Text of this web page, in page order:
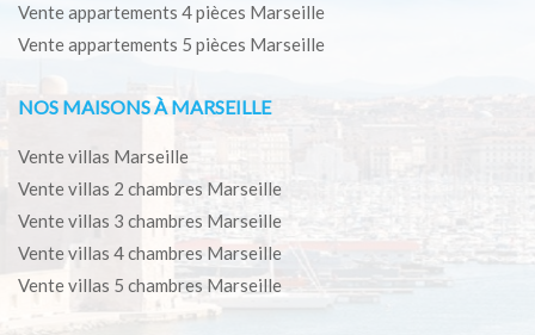
Vente appartements 4 pièces Marseille
Vente appartements 5 pièces Marseille
NOS MAISONS À MARSEILLE
Vente villas Marseille
Vente villas 2 chambres Marseille
Vente villas 3 chambres Marseille
Vente villas 4 chambres Marseille
Vente villas 5 chambres Marseille